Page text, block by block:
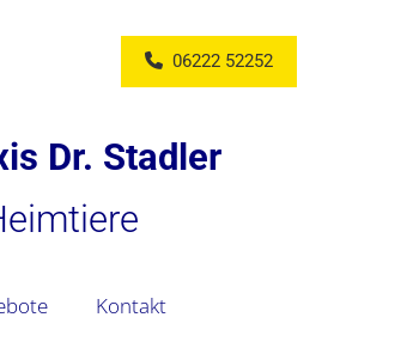
06222 52252
Dr. Stadler
Kontakt